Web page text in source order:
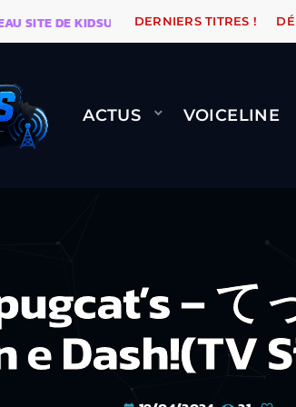
DE KIDSUNE WARÉTRO
DERNIERS TITRES !
ACTUS VOICELINE
–
e Dash!(TV